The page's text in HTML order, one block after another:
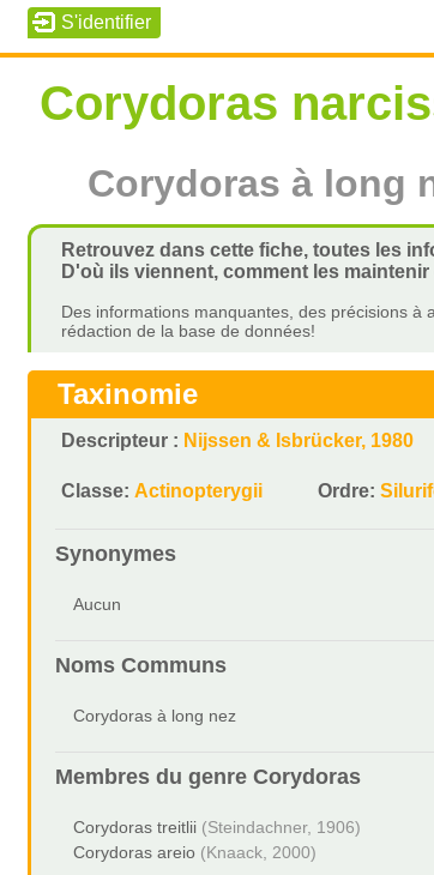
Corydoras
Corydoras à long
Retrouvez dans cette fiche, toutes les
D'où ils viennent, comment les
Des informations manquantes, des précisions
rédaction de la base de données!
Taxinomie
Descripteur : Nijssen & Isbrücker, 1980
Classe:Actinopterygii Ordre:
Synonymes
Aucun
Noms Communs
Corydoras à long nez
Membres du genreCorydoras
Corydoras treitlii (Steindachner, 1906)
Corydoras areio (Knaack, 2000)